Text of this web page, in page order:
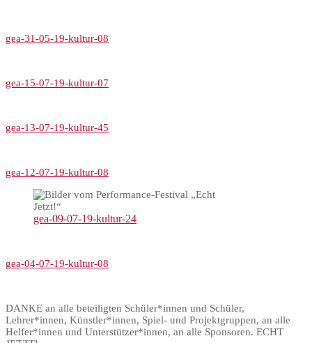
gea-31-05-19-kultur-08
gea-15-07-19-kultur-07
gea-13-07-19-kultur-45
gea-12-07-19-kultur-08
gea-09-07-19-kultur-24
gea-04-07-19-kultur-08
DANKE an alle beteiligten Schüler*innen und Schüler,
Lehrer*innen, Künstler*innen, Spiel- und Projektgruppen, an alle
Helfer*innen und Unterstützer*innen, an alle Sponsoren. ECHT